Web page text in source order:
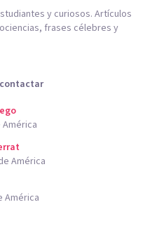
y curiosos. Artículos
frases célebres y
América
América